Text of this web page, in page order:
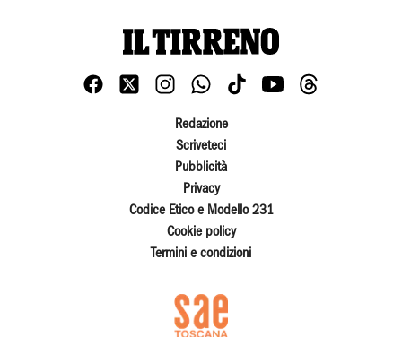
Redazione
Scriveteci
Pubblicità
Privacy
Codice Etico e Modello 231
Cookie policy
Termini e condizioni